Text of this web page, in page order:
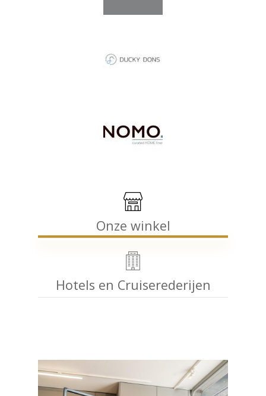
Onze winkel
Hotels en Cruiserederijen